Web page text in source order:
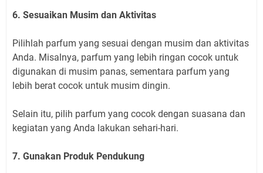
6. Sesuaikan Musim dan Aktivitas
Pilihlah parfum yang sesuai dengan musim dan aktivitas
Anda. Misalnya, parfum yang lebih ringan cocok untuk
digunakan di musim panas, sementara parfum yang
lebih berat cocok untuk musim dingin.
Selain itu, pilih parfum yang cocok dengan suasana dan
kegiatan yang Anda lakukan sehari-hari.
7. Gunakan Produk Pendukung